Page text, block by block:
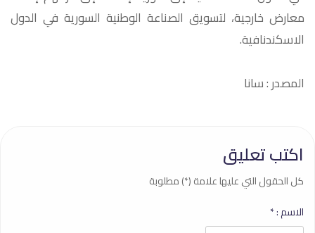
‏معارض خارجية، لتسويق الصناعة الوطنية السورية في الدول
الاسكندنافية.‏
المصدر : سانا
اكتب تعليق
كل الحقول التي عليها علامة (*) مطلوبة
الاسم :*